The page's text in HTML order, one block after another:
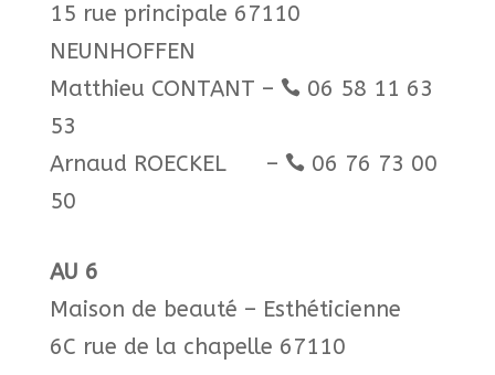
15 rue principale 67110
NEUNHOFFEN
Matthieu CONTANT – 06 58 11 63
53
Arnaud ROECKEL – 06 76 73 00
50​
AU 6
Maison de beauté – Esthéticienne
6C rue de la chapelle 67110